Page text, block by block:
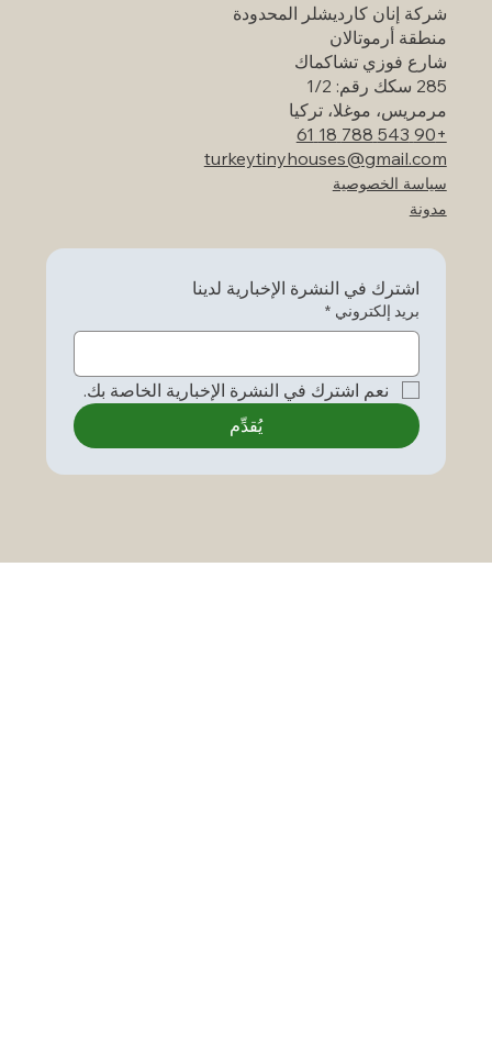
شركة إنان كارديشلر المحدودة
منطقة أرموتالان
شارع فوزي تشاكماك
285 سكك رقم: 1/2
مرمريس، موغلا، تركيا
+90 543 788 18 61
turkeytinyhouses@gmail.com
سياسة الخصوصية
مدونة
اشترك في النشرة الإخبارية لدينا
بريد إلكتروني *
نعم اشترك في النشرة الإخبارية الخاصة بك.
يُقدِّم